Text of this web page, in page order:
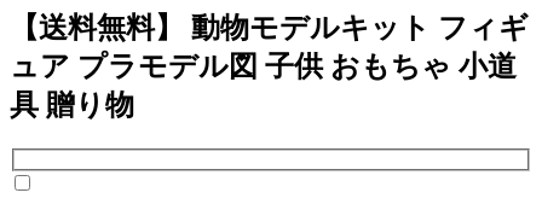
【送料無料】 動物モデルキット フィギ
ュア プラモデル図 子供 おもちゃ 小道
具 贈り物